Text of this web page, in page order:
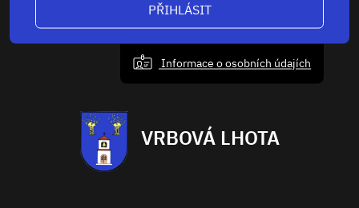
PŘIHLÁSIT
Informace o osobních údajích
VRBOVÁ LHOTA